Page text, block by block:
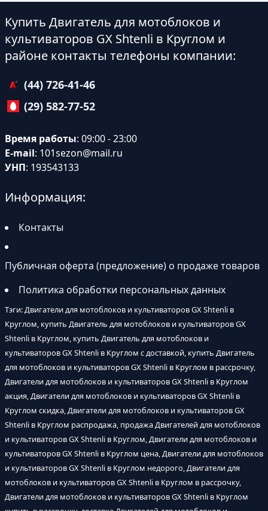
Купить Двигатель для мотоблоков и
культиваторов GX Shtenli в Круглом и
районе контакты телефоны компании:
(44) 726-41-46
(29) 582-77-52
Время работы: 09:00 - 23:00
E-mail: 101sezon@mail.ru
УНП: 193543133
Информация:
Контакты
Публичная оферта (предложение) о продаже товаров
Политика обработки персональных данных
Тэги: Двигатели для мотоблоков и культиваторов GX Shtenli в
Круглом, купить Двигатель для мотоблоков и культиваторов GX
Shtenli в Круглом, купить Двигатель для мотоблоков и
культиваторов GX Shtenli в Круглом с доставкой, купить Двигатель
для мотоблоков и культиваторов GX Shtenli в Круглом в рассрочку,
Двигатели для мотоблоков и культиваторов GX Shtenli в Круглом
акция, Двигатели для мотоблоков и культиваторов GX Shtenli в
Круглом скидка, Двигатели для мотоблоков и культиваторов GX
Shtenli в Круглом распродажа, продажа Двигателей для мотоблоков
и культиваторов GX Shtenli в Круглом, Двигатели для мотоблоков и
культиваторов GX Shtenli в Круглом цена, Двигатели для мотоблоков
и культиваторов GX Shtenli в Круглом недорого, Двигатели для
мотоблоков и культиваторов GX Shtenli в Круглом в рассрочку,
Двигатели для мотоблоков и культиваторов GX Shtenli в Круглом